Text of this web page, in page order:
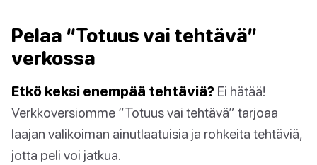
Pelaa “Totuus vai tehtävä”
verkossa
Etkö keksi enempää tehtäviä? Ei hätää!
Verkkoversiomme “Totuus vai tehtävä” tarjoaa
laajan valikoiman ainutlaatuisia ja rohkeita tehtäviä,
jotta peli voi jatkua.